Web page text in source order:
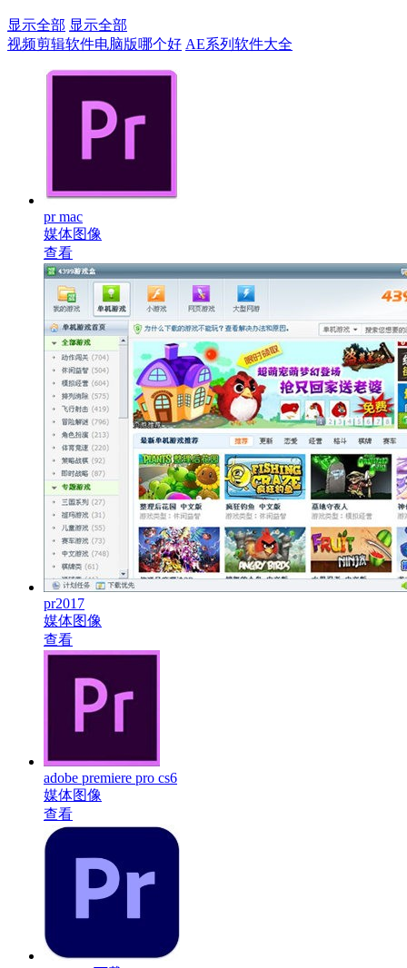
显示全部 显示全部
视频剪辑软件电脑版哪个好 AE系列软件大全
pr mac
媒体图像
查看
pr2017
媒体图像
查看
adobe premiere pro cs6
媒体图像
查看